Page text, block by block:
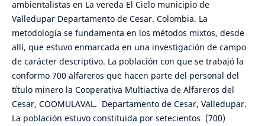
ambientalistas en La vereda El Cielo municipio de
Valledupar Departamento de Cesar. Colombia. La
metodología se fundamenta en los métodos mixtos, desde
allí, que estuvo enmarcada en una investigación de campo
de carácter descriptivo. La población con que se trabajó la
conformo 700 alfareros que hacen parte del personal del
título minero la Cooperativa Multiactiva de Alfareros del
Cesar, COOMULAVAL. Departamento de Cesar, Valledupar.
La población estuvo constituida por setecientos (700)